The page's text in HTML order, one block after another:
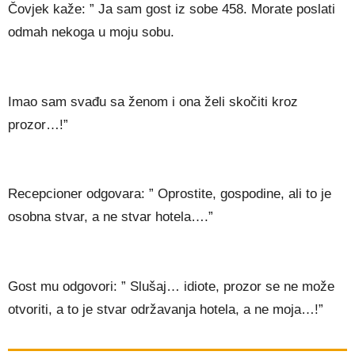
Čovjek kaže: ” Ja sam gost iz sobe 458. Morate poslati
odmah nekoga u moju sobu.
Imao sam svađu sa ženom i ona želi skočiti kroz
prozor…!”
Recepcioner odgovara: ” Oprostite, gospodine, ali to je
osobna stvar, a ne stvar hotela….”
Gost mu odgovori: ” Slušaj… idiote, prozor se ne može
otvoriti, a to je stvar održavanja hotela, a ne moja…!”